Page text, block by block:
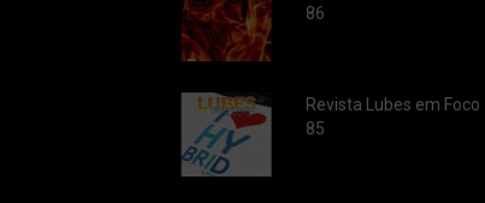
86
Revista Lubes em Foco
85